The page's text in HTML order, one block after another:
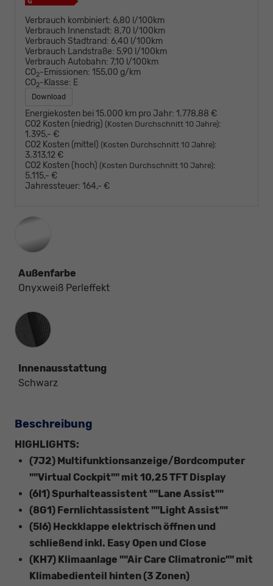
Verbrauch kombiniert: 6,80 l/100km
Verbrauch Innenstadt: 8,70 l/100km
Verbrauch Stadtrand: 6,40 l/100km
Verbrauch Landstraße: 5,90 l/100km
Verbrauch Autobahn: 7,10 l/100km
CO2-Emissionen: 155,00 g/km
CO2-Klasse: E
Download
Energiekosten bei 15.000 km pro Jahr: 1.778,88 €
CO2 Kosten (niedrig) (Kosten Durchschnitt 10 Jahre):
1.395,- €
CO2 Kosten (mittel) (Kosten Durchschnitt 10 Jahre):
3.313,12 €
CO2 Kosten (hoch) (Kosten Durchschnitt 10 Jahre):
5.115,- €
Jahressteuer: 164,- €
Außenfarbe
Onyxweiß Perleffekt
Innenausstattung
Innenausstattung
Schwarz
Beschreibung
HIGHLIGHTS:
(7J2) Multifunktionsanzeige/Bordcomputer
""Virtual Cockpit"" mit 10,25 TFT Display
(6I1) Spurhalteassistent ""Lane Assist""
(8G1) Fernlichtassistent ""Light Assist""
(5I6) Heckklappe elektrisch öffnen und
schließend inkl. Easy Open und Close
(KH7) Klimaanlage ""Air Care Climatronic"" mit
Klimabedienteil hinten (3 Zonen)